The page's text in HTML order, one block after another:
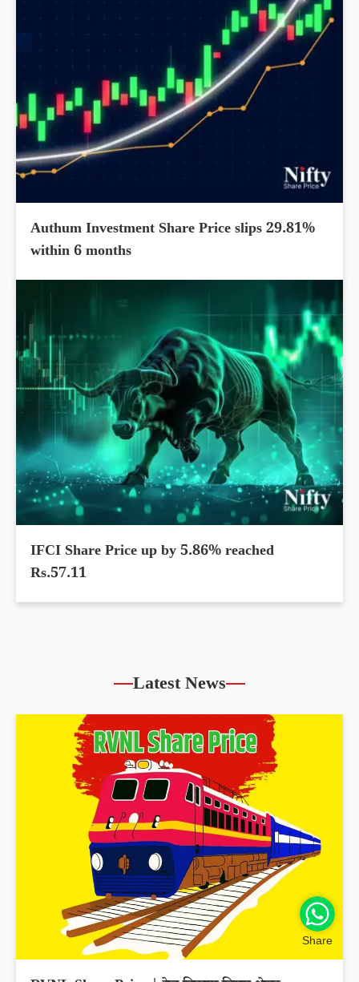
Authum Investment Share Price slips 29.81%
within 6 months
IFCI Share Price up by 5.86% reached
Rs.57.11
Latest News
Share